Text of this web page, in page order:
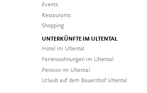
Events
Restaurants
Shopping
UNTERKÜNFTE IM ULTENTAL
Hotel im Ultental
Ferienwohnungen im Ultental
Pension im Ultental
Urlaub auf dem Bauernhof Ultental